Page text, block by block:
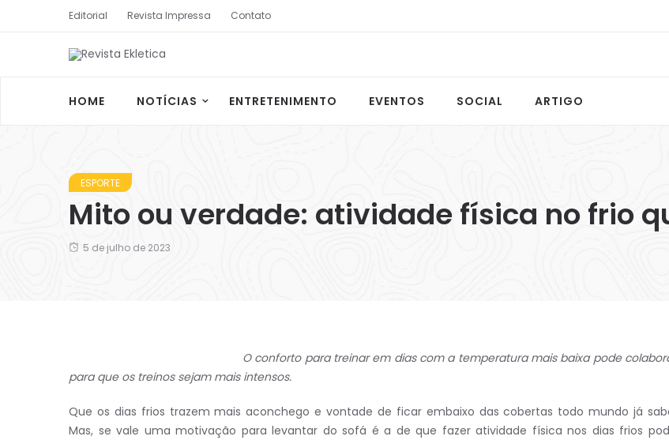
Editorial Revista Impressa Contato
HOME NOTÍCIAS ENTRETENIMENTO EVENTOS SOCIAL ARTIGO
ESPORTE
Mito ou verdade: atividade física no frio
5 de julho de 2023
O conforto para treinar em dias com a temperatura mais baixa pode
para que os treinos sejam mais intensos.
Que os dias frios trazem mais aconchego e vontade de ficar embaixo das cobertas todo mundo já
Mas, se vale uma motivação para levantar do sofá é a de que fazer atividade física nos dias frios